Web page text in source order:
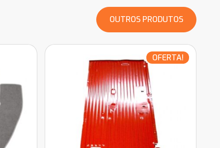
OUTROS PRODUTOS
OFERTA!